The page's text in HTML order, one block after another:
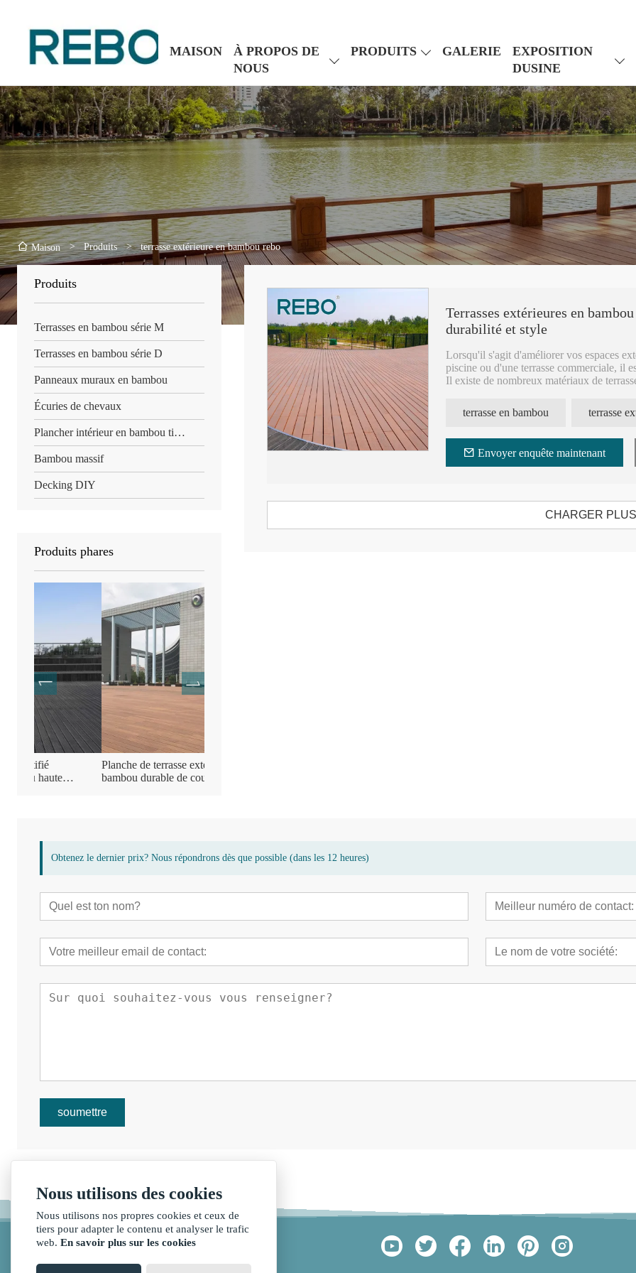
MAISON
À PROPOS DE
NOUS
PRODUITS GALERIE
EXPOSITION
DUSINE
Maison > Produits > terrasse extérieure en bambou rebo
Produits
Terrasses en bambou série M
Terrasses en bambou série D
Panneaux muraux en bambou
Écuries de chevaux
Plancher intérieur en bambou tissé Strand
Bambou massif
Decking DIY
Produits phares
Planche de terrasse extérieure en
bambou durable de couleur naturelle
Terrasses extérieures en
durabilité et style
Lorsqu'il s'agit d'améliorer vos espaces
piscine ou d'une terrasse commerciale, il
Il existe de nombreux matériaux de
terrasse en bambou
Envoyer enquête maintenant
CHARGER PLUS
Obtenez le dernier prix? Nous répondrons dès que possible (dans les 12 heures)
soumettre
Nous utilisons des cookies
Nous utilisons nos propres cookies et ceux de
tiers pour adapter le contenu et analyser le trafic
web. En savoir plus sur les cookies